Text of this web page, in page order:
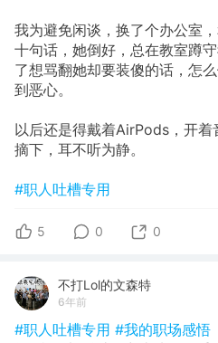
我为避免闲谈，换了个办公室
十句话，她倒好，总在教室蹲
了想骂翻她却要装傻的话，怎
到恶心。
以后还是得戴着AirPods，开
摘下，耳不听为静。
#职人吐槽专用
5 0 0
不打Lol的文森特
6年前
#职人吐槽专用 #我的职场感悟